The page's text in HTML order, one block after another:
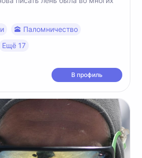
🕋 Паломничество
Ещё 17
В профиль